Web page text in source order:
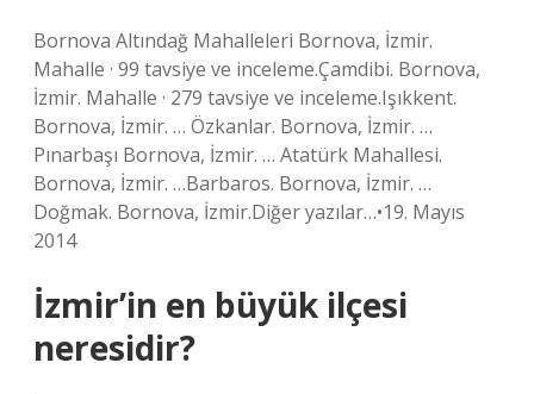
Bornova Altındağ Mahalleleri Bornova, İzmir.
Mahalle · 99 tavsiye ve inceleme.Çamdibi. Bornova,
İzmir. Mahalle · 279 tavsiye ve inceleme.Işıkkent.
Bornova, İzmir. … Özkanlar. Bornova, İzmir. …
Pınarbaşı Bornova, İzmir. … Atatürk Mahallesi.
Bornova, İzmir. …Barbaros. Bornova, İzmir. …
Doğmak. Bornova, İzmir.Diğer yazılar…•19. Mayıs
2014
İzmir’in en büyük ilçesi
neresidir?